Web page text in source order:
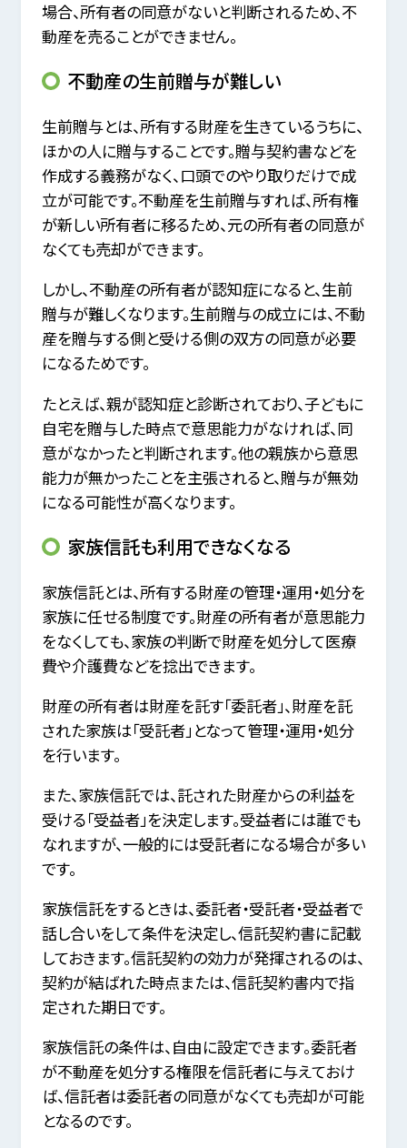
場合、所有者の同意がないと判断されるため、不
動産を売ることができません。
不動産の生前贈与が難しい
生前贈与とは、所有する財産を生きているうちに、
ほかの人に贈与することです。贈与契約書などを
作成する義務がなく、口頭でのやり取りだけで成
立が可能です。不動産を生前贈与すれば、所有権
が新しい所有者に移るため、元の所有者の同意が
なくても売却ができます。
しかし、不動産の所有者が認知症になると、生前
贈与が難しくなります。生前贈与の成立には、不動
産を贈与する側と受ける側の双方の同意が必要
になるためです。
たとえば、親が認知症と診断されており、子どもに
自宅を贈与した時点で意思能力がなければ、同
意がなかったと判断されます。他の親族から意思
能力が無かったことを主張されると、贈与が無効
になる可能性が高くなります。
家族信託も利用できなくなる
家族信託とは、所有する財産の管理・運用・処分を
家族に任せる制度です。財産の所有者が意思能力
をなくしても、家族の判断で財産を処分して医療
費や介護費などを捻出できます。
財産の所有者は財産を託す「委託者」、財産を託
された家族は「受託者」となって管理・運用・処分
を行います。
また、家族信託では、託された財産からの利益を
受ける「受益者」を決定します。受益者には誰でも
なれますが、一般的には受託者になる場合が多い
です。
家族信託をするときは、委託者・受託者・受益者で
話し合いをして条件を決定し、信託契約書に記載
しておきます。信託契約の効力が発揮されるのは、
契約が結ばれた時点または、信託契約書内で指
定された期日です。
家族信託の条件は、自由に設定できます。委託者
が不動産を処分する権限を信託者に与えておけ
ば、信託者は委託者の同意がなくても売却が可能
となるのです。